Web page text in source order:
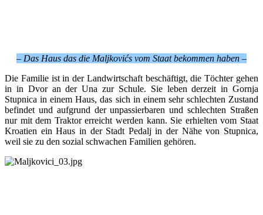
– Das Haus das die Maljkovićs vom Staat bekommen haben –
Die Familie ist in der Landwirtschaft beschäftigt, die Töchter gehen
in in Dvor an der Una zur Schule. Sie leben derzeit in Gornja
Stupnica in einem Haus, das sich in einem sehr schlechten Zustand
befindet und aufgrund der unpassierbaren und schlechten Straßen
nur mit dem Traktor erreicht werden kann. Sie erhielten vom Staat
Kroatien ein Haus in der Stadt Pedalj in der Nähe von Stupnica,
weil sie zu den sozial schwachen Familien gehören.